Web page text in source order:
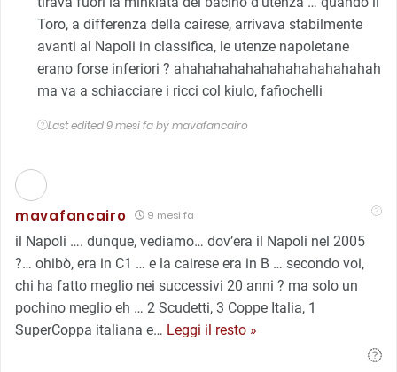
Toro, a differenza della cairese, arrivava stabilmente
avanti al Napoli in classifica, le utenze napoletane
erano forse inferiori ? ahahahahahahahahahahahahah
ma va a schiacciare i ricci col kiulo, fafiochelli
Last edited 9 mesi fa by mavafancairo
mavafancairo 9 mesi fa
il Napoli …. dunque, vediamo… dov’era il Napoli nel 2005
?… ohibò, era in C1 … e la cairese era in B … secondo voi,
chi ha fatto meglio nei successivi 20 anni ? ma solo un
pochino meglio eh … 2 Scudetti, 3 Coppe Italia, 1
SuperCoppa italiana e… Leggi il resto »